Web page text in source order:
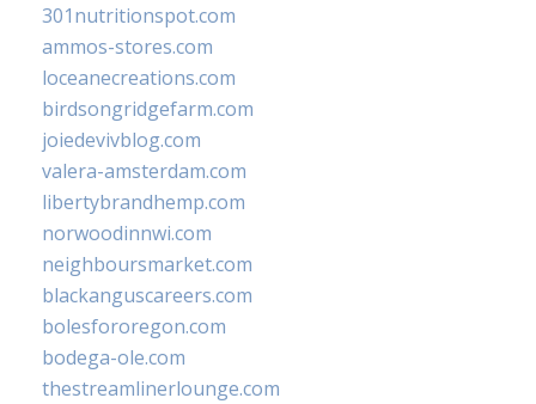
301nutritionspot.com
ammos-stores.com
loceanecreations.com
birdsongridgefarm.com
joiedevivblog.com
valera-amsterdam.com
libertybrandhemp.com
norwoodinnwi.com
neighboursmarket.com
blackanguscareers.com
bolesfororegon.com
bodega-ole.com
thestreamlinerlounge.com